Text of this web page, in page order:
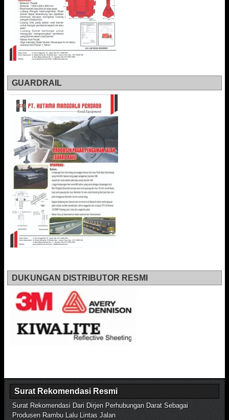
GUARDRAIL
DUKUNGAN DISTRIBUTOR RESMI
Surat Rekomendasi Resmi
Surat Rekomendasi Dari Dirjen Perhubungan Darat Sebagai
Produsen Rambu Lalu Lintas Jalan